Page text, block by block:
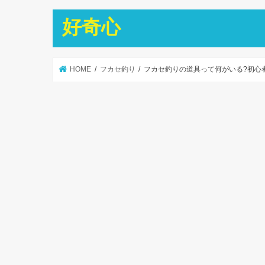
好奇心
HOME フカセ釣り フカセ釣りの道具って何がいる?初心